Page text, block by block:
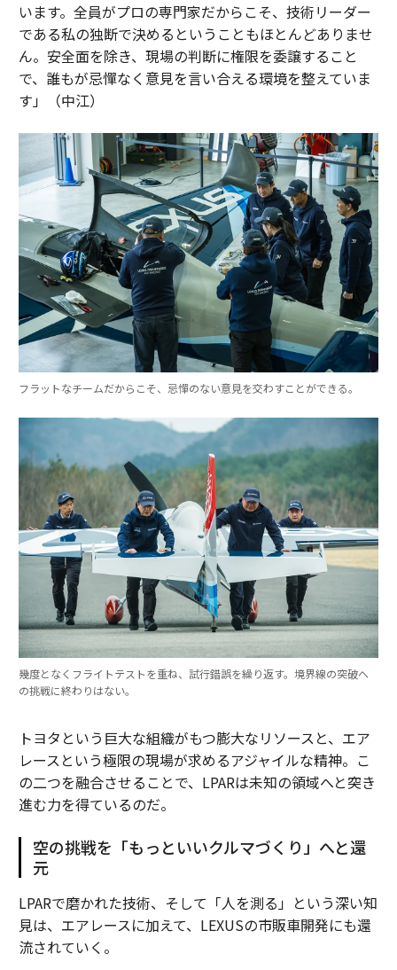
います。全員がプロの専門家だからこそ、技術リーダー
である私の独断で決めるということもほとんどありませ
ん。安全面を除き、現場の判断に権限を委譲すること
で、誰もが忌憚なく意見を言い合える環境を整えていま
す」（中江）
フラットなチームだからこそ、忌憚のない意見を交わすことができる。
幾度となくフライトテストを重ね、試行錯誤を繰り返す。境界線の突破へ
の挑戦に終わりはない。
トヨタという巨大な組織がもつ膨大なリソースと、エア
レースという極限の現場が求めるアジャイルな精神。こ
の二つを融合させることで、LPARは未知の領域へと突き
進む力を得ているのだ。
空の挑戦を「もっといいクルマづくり」へと還
元
LPARで磨かれた技術、そして「人を測る」という深い知
見は、エアレースに加えて、LEXUSの市販車開発にも還
流されていく。